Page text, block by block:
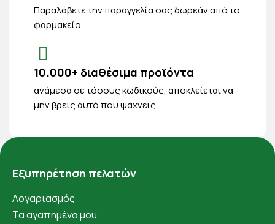
Παραλάβετε την παραγγελία σας δωρεάν από το
φαρμακείο
10.000+ διαθέσιμα προϊόντα
ανάμεσα σε τόσους κωδικούς, αποκλείεται να
μην βρεις αυτό που ψάχνεις
Εξυπηρέτηση πελατών
Λογαριασμός
Τα αγαπημένα μου